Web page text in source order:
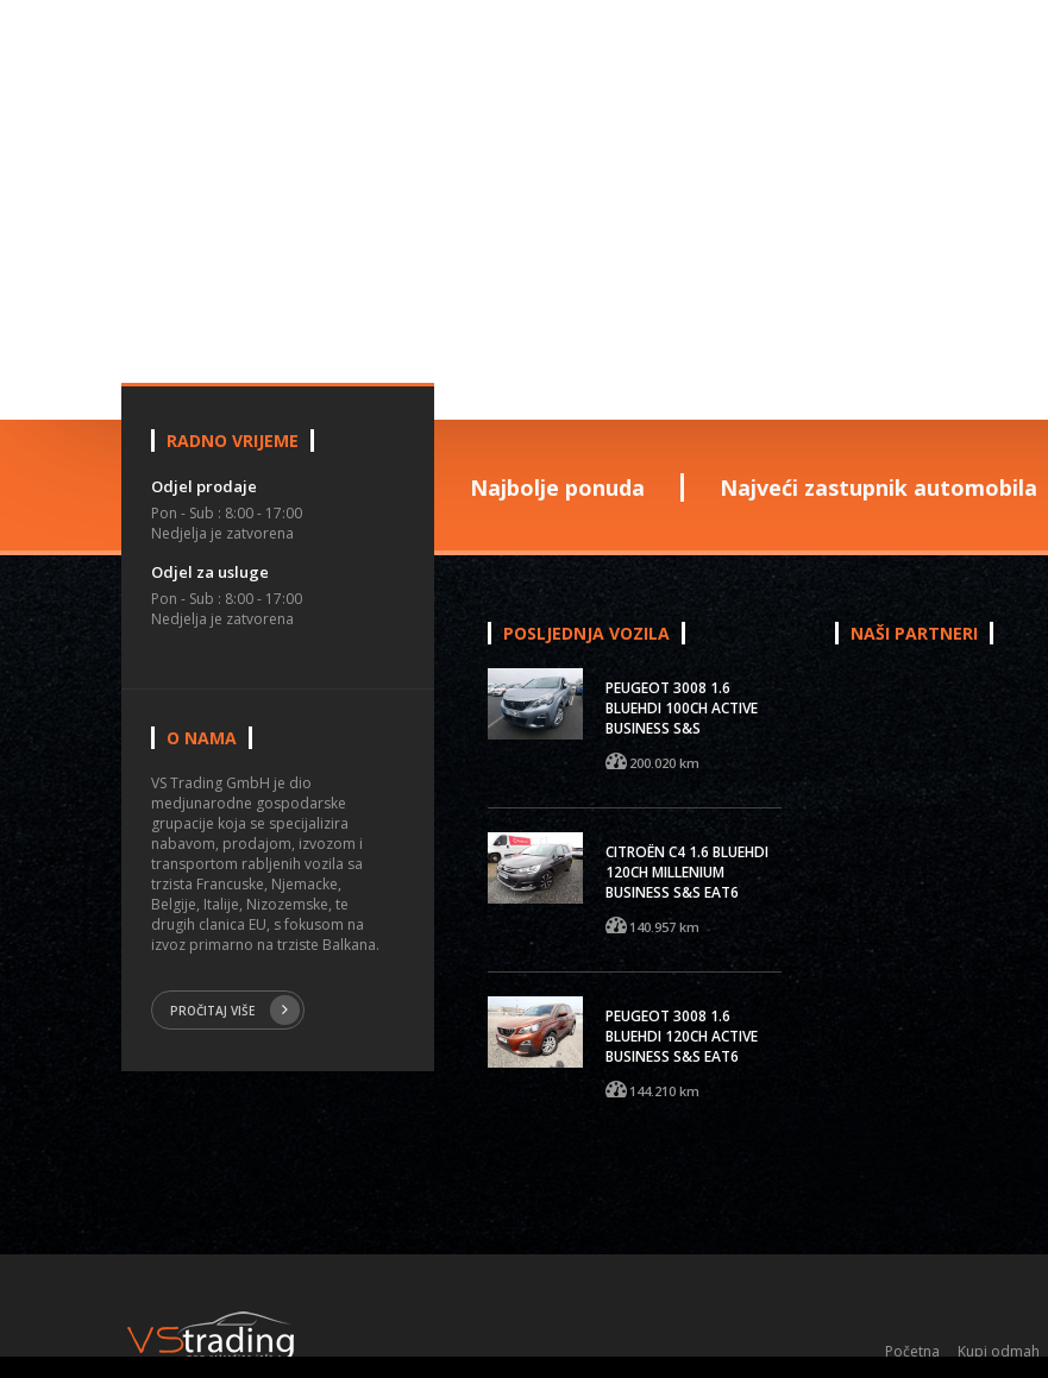
Najbolje ponuda Najveći zastupnik automobila
RADNO VRIJEME
Odjel prodaje
Pon - Sub : 8:00 - 17:00
Nedjelja je zatvorena
Odjel za usluge
Pon - Sub : 8:00 - 17:00
Nedjelja je zatvorena
O NAMA
VS Trading GmbH je dio
medjunarodne gospodarske
grupacije koja se specijalizira
nabavom, prodajom, izvozom i
transportom rabljenih vozila sa
trzista Francuske, Njemacke,
Belgije, Italije, Nizozemske, te
drugih clanica EU, s fokusom na
izvoz primarno na trziste Balkana.
PROČITAJ VIŠE
POSLJEDNJA VOZILA
PEUGEOT 3008 1.6
BLUEHDI 100CH ACTIVE
BUSINESS S&S
200.020 km
CITROËN C4 1.6 BLUEHDI
120CH MILLENIUM
BUSINESS S&S EAT6
140.957 km
PEUGEOT 3008 1.6
BLUEHDI 120CH ACTIVE
BUSINESS S&S EAT6
144.210 km
NAŠI PARTNERI
Početna Kupi odmah